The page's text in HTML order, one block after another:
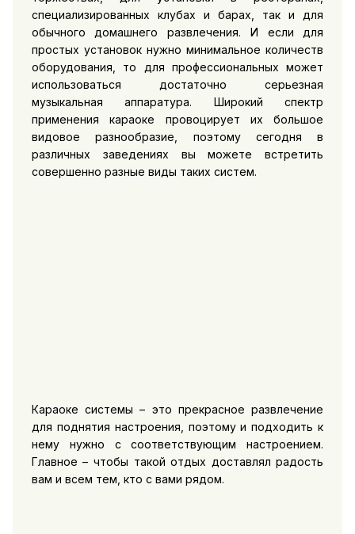
специализированных клубах и барах, так и для
обычного домашнего развлечения. И если для
простых установок нужно минимальное количеств
оборудования, то для профессиональных может
использоваться достаточно серьезная
музыкальная аппаратура. Широкий спектр
применения караоке провоцирует их большое
видовое разнообразие, поэтому сегодня в
различных заведениях вы можете встретить
совершенно разные виды таких систем.
Караоке системы – это прекрасное развлечение
для поднятия настроения, поэтому и подходить к
нему нужно с соответствующим настроением.
Главное – чтобы такой отдых доставлял радость
вам и всем тем, кто с вами рядом.